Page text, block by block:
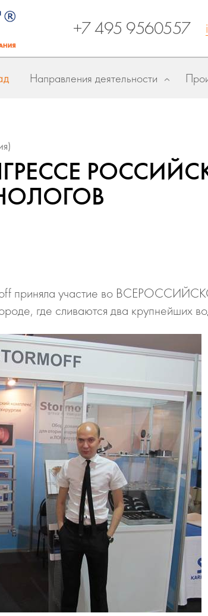
+7 495 9560557
Направления деятельности
приняла участие во
где сливаются два крупнейших